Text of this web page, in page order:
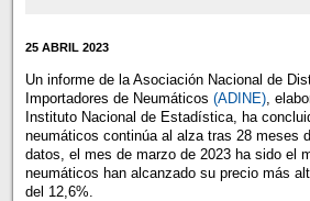
25 ABRIL 2023
Un informe de la Asociación Nacional de
Importadores de Neumáticos (ADINE),
Instituto Nacional de Estadística, ha
neumáticos continúa al alza tras 28 meses
datos, el mes de marzo de 2023 ha sido el
neumáticos han alcanzado su precio más
del 12,6%.